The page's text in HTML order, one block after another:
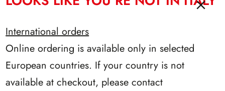
PRESIDENZA SARAGAT 1965/1971
International orders
Online ordering is available only in selected
European countries. If your country is not
available at checkout, please contact